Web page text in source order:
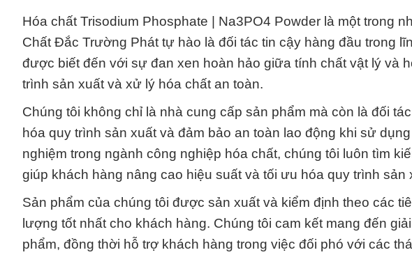
Hóa chất Trisodium Phosphate | Na3PO4 Powder là một trong
Chất Đắc Trường Phát tự hào là đối tác tin cậy hàng đầu trong
được biết đến với sự đan xen hoàn hảo giữa tính chất vật lý và
trình sản xuất và xử lý hóa chất an toàn.
Chúng tôi không chỉ là nhà cung cấp sản phẩm mà còn là đối
hóa quy trình sản xuất và đảm bảo an toàn lao động khi sử
nghiệm trong ngành công nghiệp hóa chất, chúng tôi luôn tìm
giúp khách hàng nâng cao hiệu suất và tối ưu hóa quy trình sản
Sản phẩm của chúng tôi được sản xuất và kiểm định theo các
lượng tốt nhất cho khách hàng. Chúng tôi cam kết mang đến
phẩm, đồng thời hỗ trợ khách hàng trong việc đối phó với các